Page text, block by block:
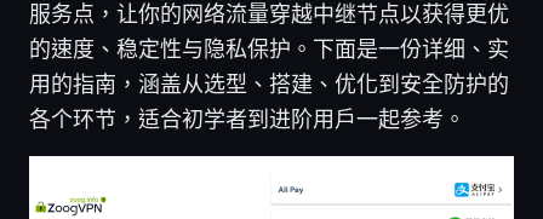
服务点，让你的网络流量穿越中继节点以获得更优
的速度、稳定性与隐私保护。下面是一份详细、实
用的指南，涵盖从选型、搭建、优化到安全防护的
各个环节，适合初学者到进阶用户一起参考。